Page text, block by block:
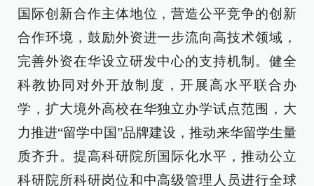
国际创新合作主体地位，营造公平竞争的创新
合作环境，鼓励外资进一步流向高技术领域，
完善外资在华设立研发中心的支持机制。健全
科教协同对外开放制度，开展高水平联合办
学，扩大境外高校在华独立办学试点范围，大
力推进“留学中国”品牌建设，推动来华留学生量
质齐升。提高科研院所国际化水平，推动公立
科研院所科研岗位和中高级管理人员进行全球